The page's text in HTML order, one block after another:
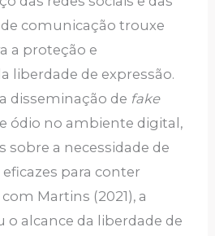
comunicação trouxe
a proteção e
liberdade de expressão.
disseminação de fake
ódio no ambiente digital,
sobre a necessidade de
para conter
Martins (2021), a
alcance da liberdade de